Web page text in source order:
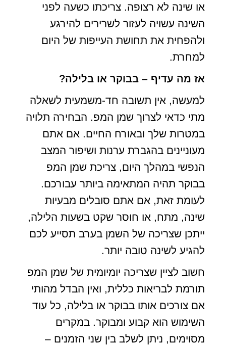
או שינה לא רצופה. צריכתו כשעה לפני
השינה עשויה לעזור לשרירים להירגע
ולהפחית את תחושת העייפות של היום
למחרת.
אז מה עדיף – בבוקר או בלילה?
למעשה, אין תשובה חד-משמעית לשאלה
מתי כדאי לצרוך שמן המפ. הבחירה תלויה
במטרות שלך ובאורח החיים. אם אתם
מעוניינים בהגברת ערנות ושיפור המצב
הנפשי במהלך היום, צריכת שמן המפ
בבוקר תהיה המתאימה ביותר עבורכם.
לעומת זאת, אם אתם סובלים מבעיות
שינה, מתח, או חוסר שקט בשעות הלילה,
ייתכן שצריכה של השמן בערב תסייע לכם
להגיע לשינה טובה יותר.
חשוב לציין שצריכה יומיומית של שמן המפ
תורמת לבריאות כללית, ואין הבדל מהותי
אם צורכים אותו בבוקר או בלילה, כל עוד
השימוש הוא קבוע ומבוקר. במקרים
מסוימים, ניתן לשלב בין שני הזמנים –